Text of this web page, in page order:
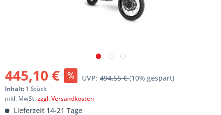
445,10 € UVP: 494,55 €(10% gespart)
Inhalt: 1 Stück
inkl. MwSt.zzgl. Versandkosten
Lieferzeit 14-21 Tage